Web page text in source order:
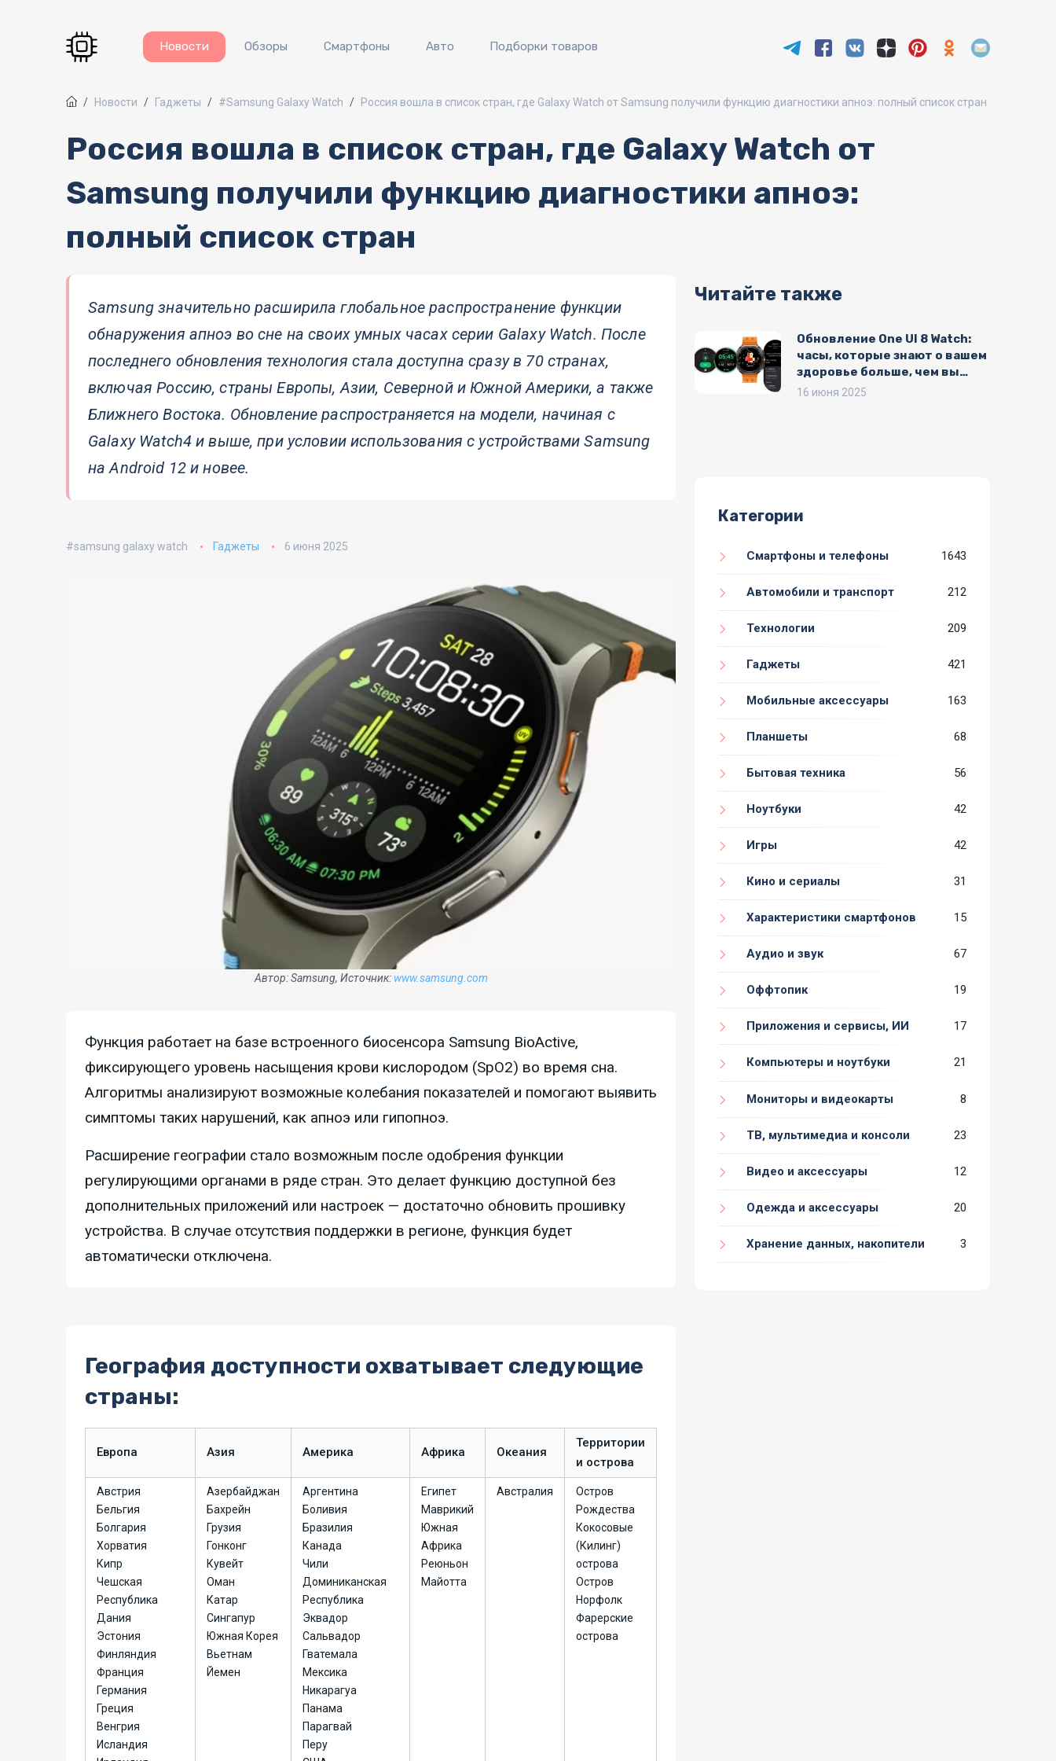
Новости Обзоры Смартфоны Авто Подборки товаров
Новости Гаджеты #Samsung Galaxy Watch Россия вошла в список стран, где Galaxy Watch от Samsung получили функцию диагностики апноэ: полный список стран
Россия вошла в список стран, где Galaxy Watch от
Samsung получили функцию диагностики апноэ:
полный список стран
Samsung значительно расширила глобальное распространение функции
обнаружения апноэ во сне на своих умных часах серии Galaxy Watch. После
последнего обновления технология стала доступна сразу в 70 странах,
включая Россию, страны Европы, Азии, Северной и Южной Америки, а также
Ближнего Востока. Обновление распространяется на модели, начиная с
Galaxy Watch4 и выше, при условии использования с устройствами Samsung
на Android 12 и новее.
samsung galaxy watch Гаджеты 6 июня 2025
Автор: Samsung, Источник: www.samsung.com
Функция работает на базе встроенного биосенсора Samsung BioActive,
фиксирующего уровень насыщения крови кислородом (SpO2) во время сна.
Алгоритмы анализируют возможные колебания показателей и помогают выявить
симптомы таких нарушений, как апноэ или гипопноэ.
Расширение географии стало возможным после одобрения функции
регулирующими органами в ряде стран. Это делает функцию доступной без
дополнительных приложений или настроек — достаточно обновить прошивку
устройства. В случае отсутствия поддержки в регионе, функция будет
автоматически отключена.
География доступности охватывает следующие
страны:
Европа Азия Америка Африка Океания
Территории
и острова
Австрия
Бельгия
Болгария
Хорватия
Кипр
Чешская
Республика
Дания
Эстония
Финляндия
Франция
Германия
Греция
Венгрия
Исландия
Азербайджан
Бахрейн
Грузия
Гонконг
Кувейт
Оман
Катар
Сингапур
Южная Корея
Вьетнам
Йемен
Аргентина
Боливия
Бразилия
Канада
Чили
Доминиканская
Республика
Эквадор
Сальвадор
Гватемала
Мексика
Никарагуа
Панама
Парагвай
Перу
Египет
Маврикий
Южная
Африка
Реюньон
Майотта
Австралия
Остров
Рождества
Кокосовые
(Килинг)
острова
Остров
Норфолк
Фарерские
острова
Читайте также
Обновление One UI 8 Watch:
часы, которые знают о вашем
здоровье больше, чем вы
сами
16 июня 2025
Категории
Смартфоны и телефоны 1643
Автомобили и транспорт 212
Технологии 209
Гаджеты 421
Мобильные аксессуары 163
Планшеты 68
Бытовая техника 56
Ноутбуки 42
Игры 42
Кино и сериалы 31
Характеристики смартфонов 15
Аудио и звук 67
Оффтопик 19
Приложения и сервисы, ИИ 17
Компьютеры и ноутбуки 21
Мониторы и видеокарты 8
ТВ, мультимедиа и консоли 23
Видео и аксессуары 12
Одежда и аксессуары 20
Хранение данных, накопители 3